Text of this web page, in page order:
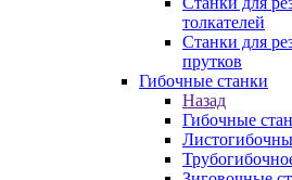
толкателей
Станки для
прутков
Гибочные станки
Назад
Гибочные